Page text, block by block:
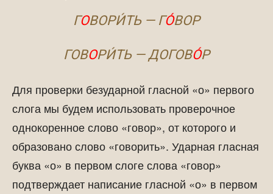
ГОВОРИ́ТЬ — ГО́ВОР
ГОВОРИ́ТЬ — ДОГОВО́Р
Для проверки безударной гласной «о» первого
слога мы будем использовать проверочное
однокоренное слово «говор», от которого и
образовано слово «говорить». Ударная гласная
буква «о» в первом слоге слова «говор»
подтверждает написание гласной «о» в первом